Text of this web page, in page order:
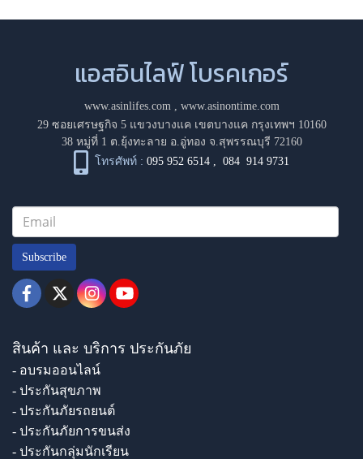
แอสอินไลฟ์ โบรคเกอร์
www.asinlifes.com, www.asinontime.com
29 ซอยเศรษฐกิจ 5 แขวงบางแค เขตบางแค กรุงเทพฯ 10160
38 หมู่ที่ 1 ต.ยุ้งทะลาย อ.อู่ทอง จ.สุพรรณบุรี 72160
โทรศัพท์ : 095 952 6514 ,084 914 9731
Subscribe
สินค้า และ บริการ ประกันภัย
- อบรมออนไลน์
- ประกันสุขภาพ
- ประกันภัยรถยนต์
- ประกันภัยการขนส่ง
- ประกันกลุ่มนักเรียน